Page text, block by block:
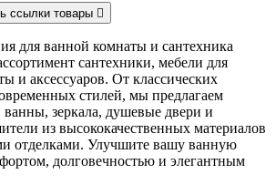
ссылки товары 
для ванной комнаты и сантехника
сантехники, мебели для
и аксессуаров. От классических
стилей, мы предлагаем
зеркала, душевые двери и
из высококачественных материалов
отделками. Улучшите вашу ванную
долговечностью и элегантным